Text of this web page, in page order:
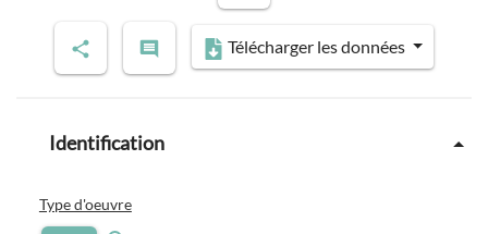
Télécharger les données
Identification
Type d'oeuvre